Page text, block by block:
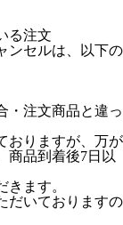
る注文
ンセルは、以下の
・注文商品と違っ
おりますが、万が
商品到着後7日以
ます。
だいておりますの